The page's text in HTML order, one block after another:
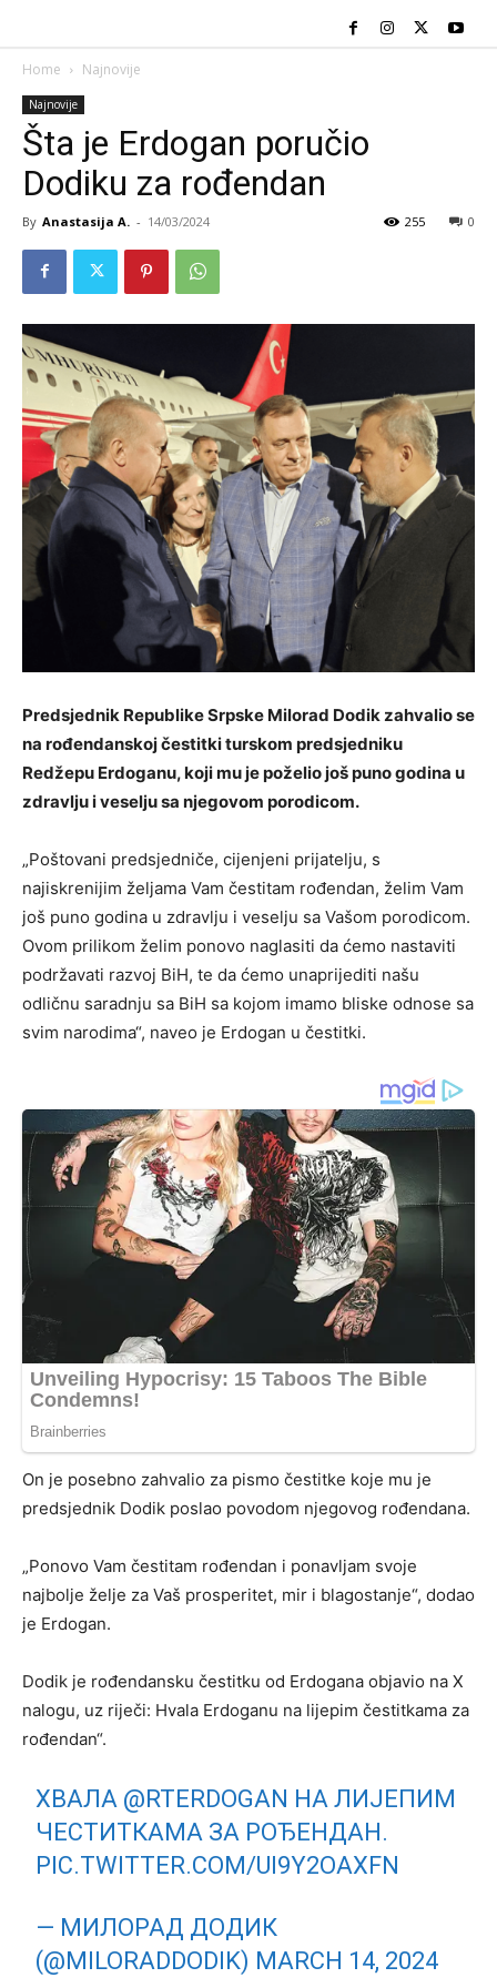
Home Najnovije
Najnovije
Šta je Erdogan poručio
Dodiku za rođendan
By Anastasija A. - 14/03/2024 0
255
Predsjednik Republike Srpske Milorad Dodik zahvalio se
na rođendanskoj čestitki turskom predsjedniku
Redžepu Erdoganu, koji mu je poželio još puno godina u
zdravlju i veselju sa njegovom porodicom.
„Poštovani predsjedniče, cijenjeni prijatelju, s
najiskrenijim željama Vam čestitam rođendan, želim Vam
još puno godina u zdravlju i veselju sa Vašom porodicom.
Ovom prilikom želim ponovo naglasiti da ćemo nastaviti
podržavati razvoj BiH, te da ćemo unaprijediti našu
odličnu saradnju sa BiH sa kojom imamo bliske odnose sa
svim narodima“, naveo je Erdogan u čestitki.
On je posebno zahvalio za pismo čestitke koje mu je
predsjednik Dodik poslao povodom njegovog rođendana.
„Ponovo Vam čestitam rođendan i ponavljam svoje
najbolje želje za Vaš prosperitet, mir i blagostanje“, dodao
je Erdogan.
Dodik je rođendansku čestitku od Erdogana objavio na X
nalogu, uz riječi: Hvala Erdoganu na lijepim čestitkama za
rođendan“.
ХВАЛА @RTERDOGAN НА ЛИЈЕПИМ
ЧЕСТИТКАМА ЗА РОЂЕНДАН.
PIC.TWITTER.COM/UI9Y2OAXFN
— МИЛОРАД ДОДИК
(@MILORADDODIK) MARCH 14, 2024